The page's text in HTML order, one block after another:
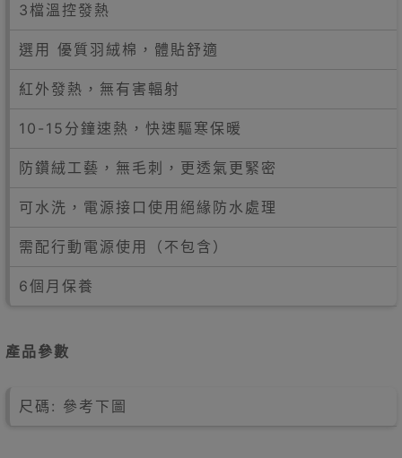
3檔溫控發熱
選用 優質羽絨棉，體貼舒適
紅外發熱，無有害輻射
10-15分鐘速熱，快速驅寒保暖
防鑽絨工藝，無毛刺，更透氣更緊密
可水洗，電源接口使用絕緣防水處理
需配行動電源使用（不包含）
6個月保養
產品參數
尺碼: 參考下圖